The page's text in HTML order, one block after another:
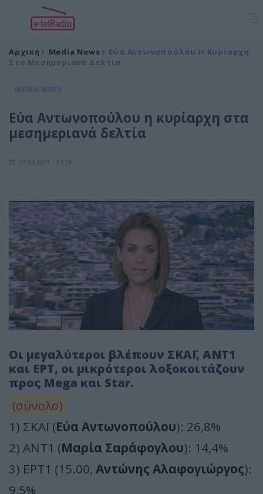
Αρχική Media News
Εύα Αντωνοπούλου Η Κυρίαρχη
Στα Μεσημεριανά Δελτία
MEDIA NEWS
Εύα Αντωνοπούλου η κυρίαρχη στα
μεσημεριανά δελτία
27.04.2021 - 14:59
Οι μεγαλύτεροι βλέπουν ΣΚΑΪ, ΑΝΤ1
και ΕΡΤ, οι μικρότεροι λοξοκοιτάζουν
προς Mega και Star.
(σύνολο)
1) ΣΚΑΪ (Εύα Αντωνοπούλου): 26,8%
2) ΑΝΤ1 (Μαρία Σαράφογλου): 14,4%
3) ΕΡΤ1 (15.00, Αντώνης Αλαφογιώργος):
9,5%